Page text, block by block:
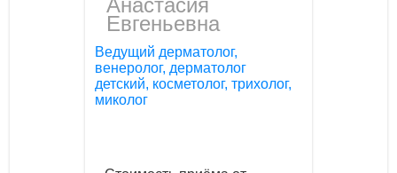
Aнaстaсия
Евгеньевнa
Ведущий дерматолог,
венеролог, дерматолог
детский, косметолог, трихолог,
миколог